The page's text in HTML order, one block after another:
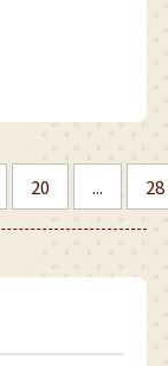
20 ... 28